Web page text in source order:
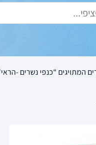
המתויגים “כנפי נשרים -